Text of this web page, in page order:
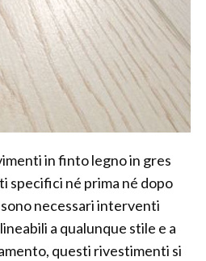
in finto legno in gres
specifici né prima né dopo
necessari interventi
a qualunque stile e a
questi rivestimenti si